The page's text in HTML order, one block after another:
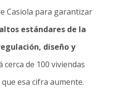
Casiola para garantizar
altos estándares de la
diseño y
cerca de 100 viviendas
esa cifra aumente.